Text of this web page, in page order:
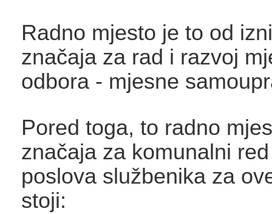
Radno mjesto je to od
značaja za rad i razvoj
odbora - mjesne
Pored toga, to radno
značaja za komunalni
poslova službenika za
stoji: